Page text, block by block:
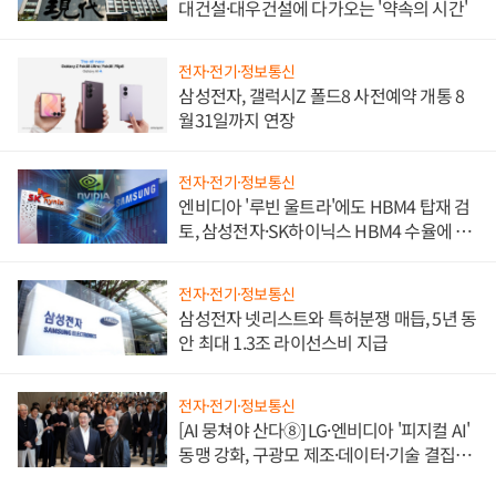
대건설·대우건설에 다가오는 '약속의 시간'
전자·전기·정보통신
삼성전자, 갤럭시Z 폴드8 사전예약 개통 8
월31일까지 연장
전자·전기·정보통신
엔비디아 '루빈 울트라'에도 HBM4 탑재 검
토, 삼성전자·SK하이닉스 HBM4 수율에 주
전자·전기·정보통신
삼성전자 넷리스트와 특허분쟁 매듭, 5년 동
안 최대 1.3조 라이선스비 지급
전자·전기·정보통신
[AI 뭉쳐야 산다⑧] LG·엔비디아 '피지컬 AI'
동맹 강화, 구광모 제조·데이터·기술 결집